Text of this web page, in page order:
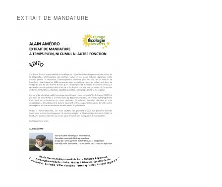
EXTRAIT DE MANDATURE